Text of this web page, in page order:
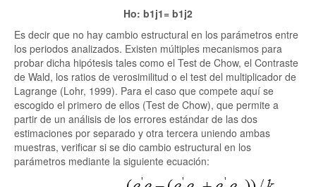
Ho: b1j1= b1j2
Es decir que no hay cambio estructural en los parámetros entre
los periodos analizados. Existen múltiples mecanismos para
probar dicha hipótesis tales como el Test de Chow, el Contraste
de Wald, los ratios de verosimilitud o el test del multiplicador de
Lagrange (Lohr, 1999). Para el caso que compete aquí se
escogido el primero de ellos (Test de Chow), que permite a
partir de un análisis de los errores estándar de las dos
estimaciones por separado y otra tercera uniendo ambas
muestras, verificar si se dio cambio estructural en los
parámetros mediante la siguiente ecuación: